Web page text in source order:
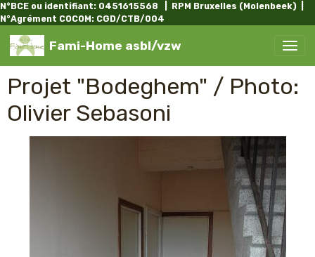
N°BCE ou identifiant: 0451615568 | RPM Bruxelles (Molenbeek) |
N°Agrément COCOM: CGD/CTB/004
Fami-Home asbl/vzw
Projet "Bodeghem" / Photo:
Olivier Sebasoni